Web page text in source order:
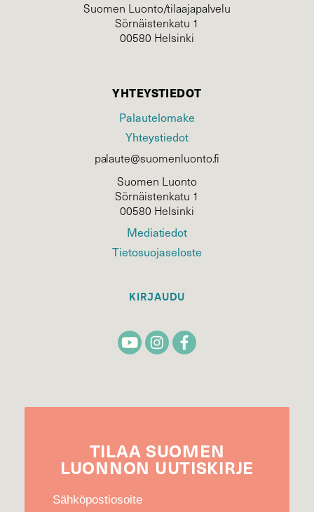
Suomen Luonto/tilaajapalvelu
Sörnäistenkatu 1
00580 Helsinki
YHTEYSTIEDOT
Palautelomake
Yhteystiedot
palaute@suomenluonto.fi
Suomen Luonto
Sörnäistenkatu 1
00580 Helsinki
Mediatiedot
Tietosuojaseloste
KIRJAUDU
TILAA SUOMEN
LUONNON UUTIS­KIRJE
Sähköpostiosoite